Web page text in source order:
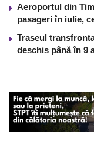
Aeroportul din
pasageri în iulie,
Traseul
deschis până în 9